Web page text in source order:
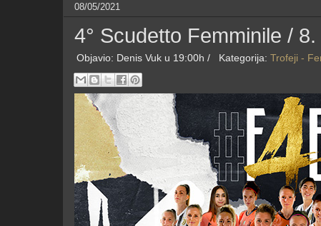
08/05/2021
4° Scudetto Femminile /
Objavio: Denis Vuk u 19:00h / Kategorija: Trofeji -